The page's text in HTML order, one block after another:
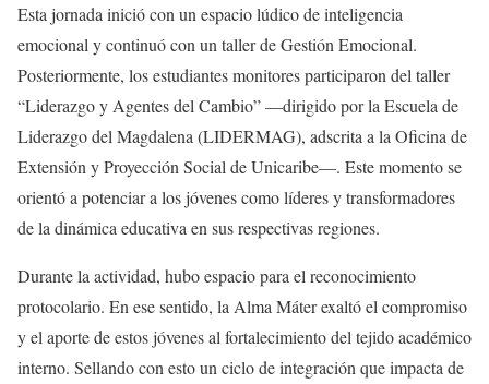
Esta jornada inició con un espacio lúdico de inteligencia
emocional y continuó con un taller de Gestión Emocional.
Posteriormente, los estudiantes monitores participaron del taller
“Liderazgo y Agentes del Cambio” —dirigido por la Escuela de
Liderazgo del Magdalena (LIDERMAG), adscrita a la Oficina de
Extensión y Proyección Social de Unicaribe—. Este momento se
orientó a potenciar a los jóvenes como líderes y transformadores
de la dinámica educativa en sus respectivas regiones.
Durante la actividad, hubo espacio para el reconocimiento
protocolario. En ese sentido, la Alma Máter exaltó el compromiso
y el aporte de estos jóvenes al fortalecimiento del tejido académico
interno. Sellando con esto un ciclo de integración que impacta de